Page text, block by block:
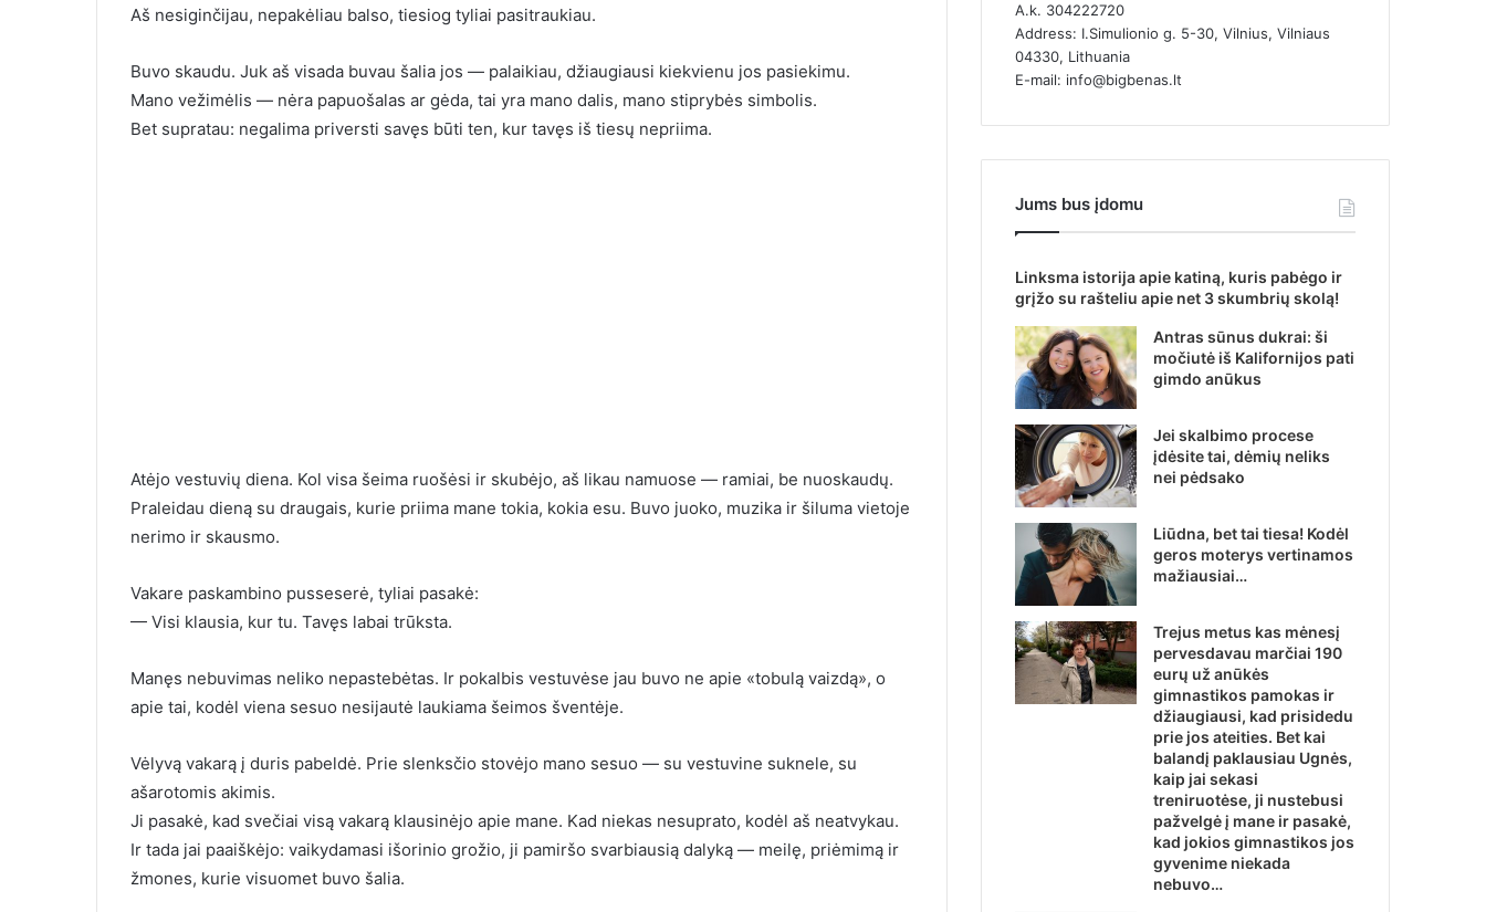
Aš nesiginčijau, nepakėliau balso, tiesiog tyliai pasitraukiau.
Buvo skaudu. Juk aš visada buvau šalia jos — palaikiau, džiaugiausi kiekvienu jos pasiekimu.
Mano vežimėlis — nėra papuošalas ar gėda, tai yra mano dalis, mano stiprybės simbolis.
Bet supratau: negalima priversti savęs būti ten, kur tavęs iš tiesų nepriima.
Atėjo vestuvių diena. Kol visa šeima ruošėsi ir skubėjo, aš likau namuose — ramiai, be nuoskaudų.
Praleidau dieną su draugais, kurie priima mane tokia, kokia esu. Buvo juoko, muzika ir šiluma vietoje
nerimo ir skausmo.
Vakare paskambino pusseserė, tyliai pasakė:
— Visi klausia, kur tu. Tavęs labai trūksta.
Manęs nebuvimas neliko nepastebėtas. Ir pokalbis vestuvėse jau buvo ne apie «tobulą vaizdą», o
apie tai, kodėl viena sesuo nesijautė laukiama šeimos šventėje.
Vėlyvą vakarą į duris pabeldė. Prie slenksčio stovėjo mano sesuo — su vestuvine suknele, su
ašarotomis akimis.
Ji pasakė, kad svečiai visą vakarą klausinėjo apie mane. Kad niekas nesuprato, kodėl aš neatvykau.
Ir tada jai paaiškėjo: vaikydamasi išorinio grožio, ji pamiršo svarbiausią dalyką — meilę, priėmimą ir
žmones, kurie visuomet buvo šalia.
A.k. 304222720
Address: I.Simulionio g. 5-30, Vilnius, Vilniaus
04330, Lithuania
E-mail: info@bigbenas.lt
Jums bus įdomu
Linksma istorija apie katiną, kuris pabėgo ir
grįžo su rašteliu apie net 3 skumbrių skolą!
Antras sūnus dukrai: ši
močiutė iš Kalifornijos pati
gimdo anūkus
Jei skalbimo procese
įdėsite tai, dėmių neliks
nei pėdsako
Liūdna, bet tai tiesa! Kodėl
geros moterys vertinamos
mažiausiai…
Trejus metus kas mėnesį
pervesdavau marčiai 190
eurų už anūkės
gimnastikos pamokas ir
džiaugiausi, kad prisidedu
prie jos ateities. Bet kai
balandį paklausiau Ugnės,
kaip jai sekasi
treniruotėse, ji nustebusi
pažvelgė į mane ir pasakė,
kad jokios gimnastikos jos
gyvenime niekada
nebuvo…